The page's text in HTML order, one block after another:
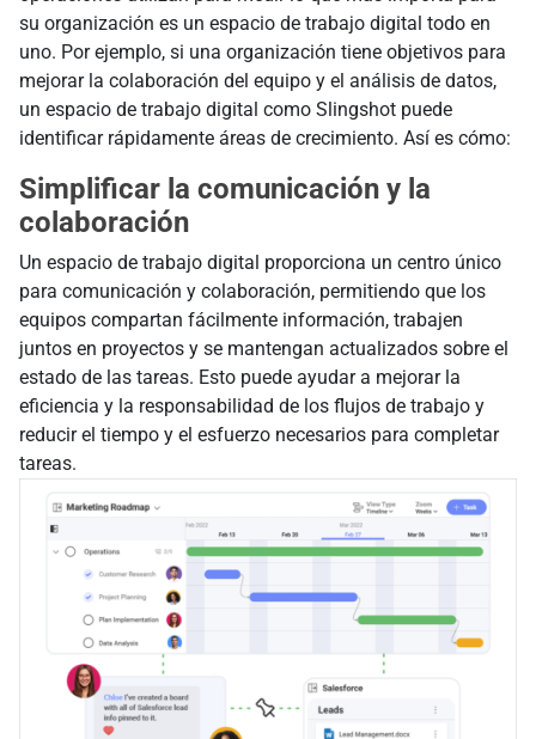
su organización es un espacio de trabajo digital todo en
uno. Por ejemplo, si una organización tiene objetivos para
mejorar la colaboración del equipo y el análisis de datos,
un espacio de trabajo digital como Slingshot puede
identificar rápidamente áreas de crecimiento. Así es cómo:
Simplificar la comunicación y la
colaboración
Un espacio de trabajo digital proporciona un centro único
para comunicación y colaboración, permitiendo que los
equipos compartan fácilmente información, trabajen
juntos en proyectos y se mantengan actualizados sobre el
estado de las tareas. Esto puede ayudar a mejorar la
eficiencia y la responsabilidad de los flujos de trabajo y
reducir el tiempo y el esfuerzo necesarios para completar
tareas.